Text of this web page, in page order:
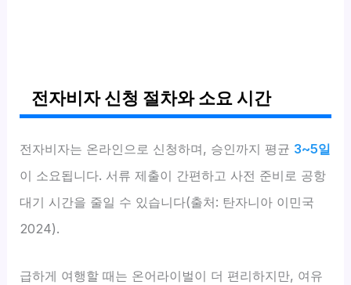
전자비자 신청 절차와 소요 시간
전자비자는 온라인으로 신청하며, 승인까지 평균 3~5일
이 소요됩니다. 서류 제출이 간편하고 사전 준비로 공항
대기 시간을 줄일 수 있습니다(출처: 탄자니아 이민국
2024).
급하게 여행할 때는 온어라이벌이 더 편리하지만, 여유